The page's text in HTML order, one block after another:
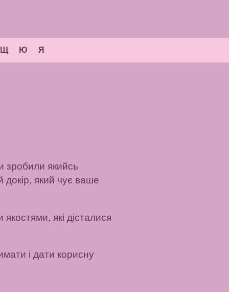
Щ Ю Я
зробили якийсь
докір, який чує ваше
які дісталися
і дати корисну